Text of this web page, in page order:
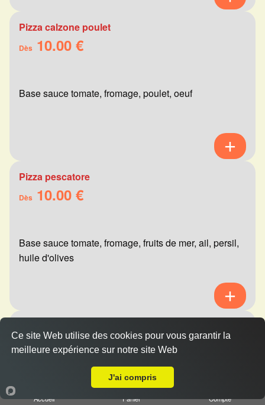
Pizza calzone poulet
Dès 10.00 €
Base sauce tomate, fromage, poulet, oeuf
Pizza pescatore
Dès 10.00 €
Base sauce tomate, fromage, fruits de mer, ail, persil,
huile d'olives
Dès10.00 €
Base sauce tomate, fromage, viande hachée,
Accueil Panier Compte
Ce site Web utilise des cookies pour vous garantir la
meilleure expérience sur notre site Web
J'ai compris